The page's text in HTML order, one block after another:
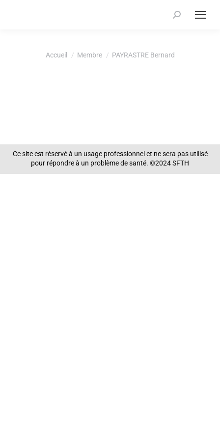
Recherche
Vous êtes ici :Accueil Membre PAYRASTRE Bernard
Ce site est réservé à un usage professionnel et ne sera pas utilisé
pour répondre à un problème de santé. ©2024 SFTH